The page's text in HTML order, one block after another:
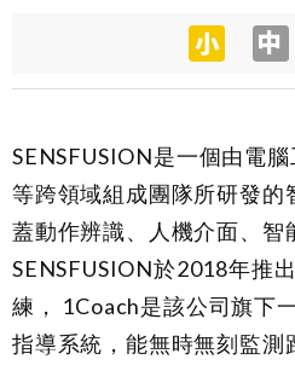
SENSFUSION是一個由電
等跨領域組成團隊所研發的
蓋動作辨識、人機介面、智
SENSFUSION於2018年推
練， 1Coach是該公司旗下
指導系統，能無時無刻監測